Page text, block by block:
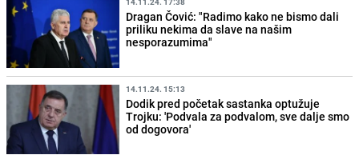
Dragan Čović: "Radimo kako ne bismo dali
priliku nekima da slave na našim
nesporazumima"
14.11.24. 15:13
Dodik pred početak sastanka optužuje
Trojku: 'Podvala za podvalom, sve dalje smo
od dogovora'